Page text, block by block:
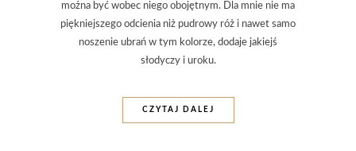
można być wobec niego obojętnym. Dla mnie nie ma
piękniejszego odcienia niż pudrowy róż i nawet samo
noszenie ubrań w tym kolorze, dodaje jakiejś
słodyczy i uroku.
CZYTAJ DALEJ